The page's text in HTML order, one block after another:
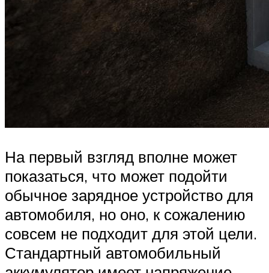
На первый взгляд вполне может
показаться, что может подойти
обычное зарядное устройство для
автомобиля, но оно, к сожалению
совсем не подходит для этой цели.
Стандартный автомобильный